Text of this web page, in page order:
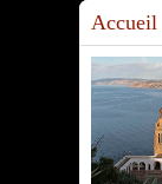
Accueil